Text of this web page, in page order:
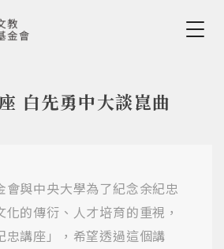
to Navigation
to Main content
白先勇中大談崑曲
會與中央大學為了紀念余紀忠
的傳衍、人才培育的重視，
忠講座」，希望透過這個講